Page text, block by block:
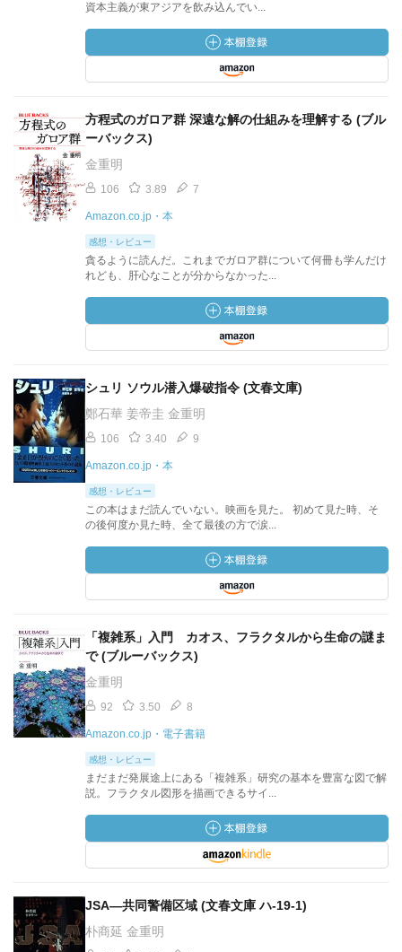
資本主義が東アジアを飲み込んでい...
方程式のガロア群 深遠な解の仕組みを理解する (ブル
ーバックス)
金重明
106 3.89 7
Amazon.co.jp・本
感想・レビュー
貪るように読んだ。これまでガロア群について何冊も学んだけ
れども、肝心なことが分からなかった...
シュリ ソウル潜入爆破指令 (文春文庫)
鄭石華 姜帝圭 金重明
106 3.40 9
Amazon.co.jp・本
感想・レビュー
この本はまだ読んでいない。映画を見た。 初めて見た時、そ
の後何度か見た時、全て最後の方で涙...
「複雑系」入門 カオス、フラクタルから生命の謎ま
で (ブルーバックス)
金重明
92 3.50 8
Amazon.co.jp・電子書籍
感想・レビュー
まだまだ発展途上にある「複雑系」研究の基本を豊富な図で解
説。フラクタル図形を描画できるサイ...
JSA―共同警備区域 (文春文庫 ハ-19-1)
朴商延 金重明